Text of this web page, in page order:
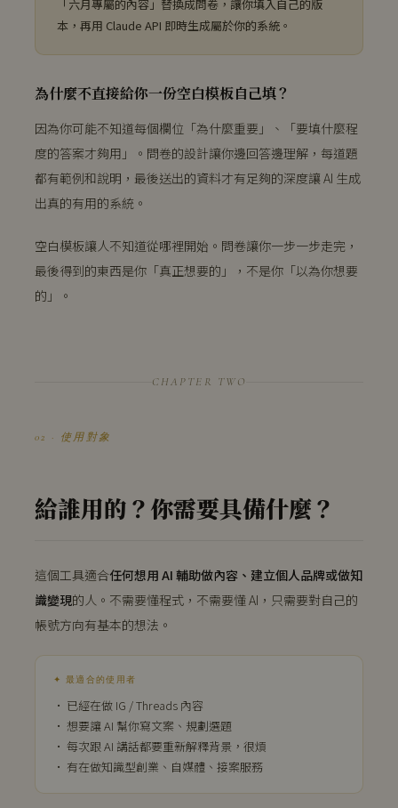
「六月專屬的內容」替換成問卷，讓你填入自己的版
本，再用 Claude API 即時生成屬於你的系統。
為什麼不直接給你一份空白模板自己填？
因為你可能不知道每個欄位「為什麼重要」、「要填什麼程
度的答案才夠用」。問卷的設計讓你邊回答邊理解，每道題
都有範例和說明，最後送出的資料才有足夠的深度讓 AI 生成
出真的有用的系統。
空白模板讓人不知道從哪裡開始。問卷讓你一步一步走完，
最後得到的東西是你「真正想要的」，不是你「以為你想要
的」。
CHAPTER TWO
02 · 使用對象
給誰用的？你需要具備什麼？
這個工具適合任何想用 AI 輔助做內容、建立個人品牌或做知
識變現的人。不需要懂程式，不需要懂 AI，只需要對自己的
帳號方向有基本的想法。
✦ 最適合的使用者
· 已經在做 IG / Threads 內容
· 想要讓 AI 幫你寫文案、規劃選題
· 每次跟 AI 講話都要重新解釋背景，很煩
· 有在做知識型創業、自媒體、接案服務